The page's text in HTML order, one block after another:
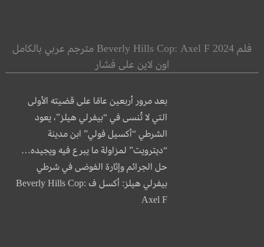
فلم Beverly Hills Cop: Axel F 2024 مترجم عربي بالكامل
اون لاين على فشار
بعد مرور أربعين عامًا على قضيته الأولى
التي لا تُنسى في “بيفرلي هيلز”، يعود
الشرطي “أكسيل فولي” ابن مدينة
“ديترويت” لمزاولة ما يبرع فيه ويجيده…
حل الجرائم وإثارة الفوضى في شرطي
بيفرلي هيلز: أكسل ف Beverly Hills Cop:
Axel F